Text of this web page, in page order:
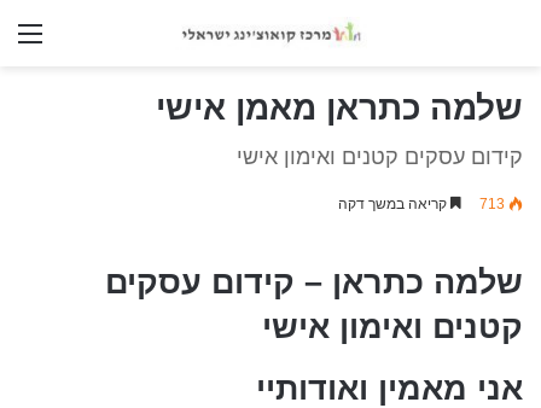
שלמה כתראן מאמן אישי
קידום עסקים קטנים ואימון אישי
713 קריאה במשך דקה
שלמה כתראן – קידום עסקים
קטנים ואימון אישי
אני מאמין ואודותיי